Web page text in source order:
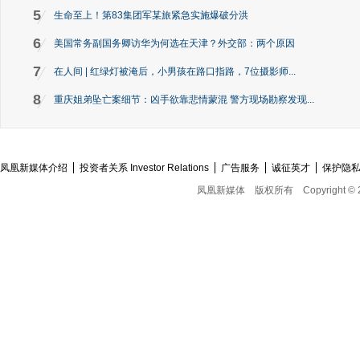
5 生命至上！第83集团军某旅紧急实施爆破分洪
6 美国常务副国务卿访华为何选在天津？外交部：两个原因
7 在人间 | 红绿灯被淹后，小男孩在路口指路，7位摄影师...
8 重庆姐弟坠亡案细节：凶手欲靠悲情蒙混 警方现场勘察发现...
凤凰新媒体介绍 投资者关系 Investor Relations 广告服务 诚征英才
保护隐
凤凰新媒体
版权所有 Copyright ©